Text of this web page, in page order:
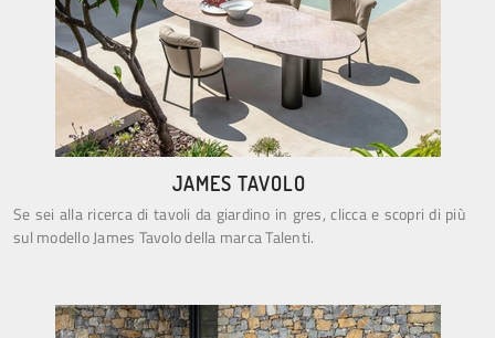
JAMES TAVOLO
Se sei alla ricerca di tavoli da giardino in gres, clicca e scopri di più
sul modello James Tavolo della marca Talenti.